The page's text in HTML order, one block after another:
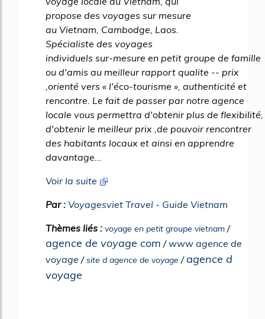
propose des voyages sur mesure
au Vietnam, Cambodge, Laos.
Spécialiste des voyages
individuels sur-mesure en petit groupe de famille
ou d'amis au meilleur rapport qualite -- prix
,orienté vers « l'éco-tourisme », authenticité et
rencontre. Le fait de passer par notre agence
locale vous permettra d'obtenir plus de flexibilité,
d'obtenir le meilleur prix ,de pouvoir rencontrer
des habitants locaux et ainsi en apprendre
davantage...
Voir la suite
Par : Voyagesviet Travel - Guide Vietnam
Thèmes liés : voyage en petit groupe vietnam /
agence de voyage com /www agence de
voyage /site d agence de voyage /agence d
voyage